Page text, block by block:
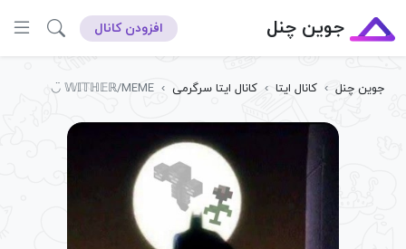
جوین چنل افزودن کانال
جوین چنل › کانال ایتا › کانال ایتا سرگرمی ›
𝕎𝕀𝕋ℍ𝔼ℝ/MEME ◡̈